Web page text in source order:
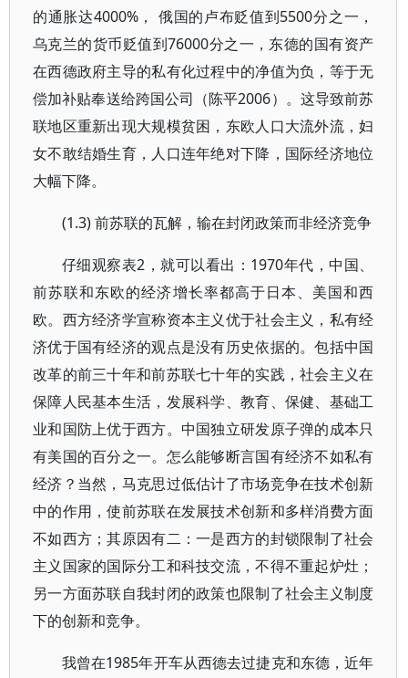
的通胀达4000%， 俄国的卢布贬值到5500分之一，
乌克兰的货币贬值到76000分之一，东德的国有资产
在西德政府主导的私有化过程中的净值为负，等于无
偿加补贴奉送给跨国公司（陈平2006）。这导致前苏
联地区重新出现大规模贫困，东欧人口大流外流，妇
女不敢结婚生育，人口连年绝对下降，国际经济地位
大幅下降。
(1.3) 前苏联的瓦解，输在封闭政策而非经济竞争
仔细观察表2，就可以看出：1970年代，中国、
前苏联和东欧的经济增长率都高于日本、美国和西
欧。西方经济学宣称资本主义优于社会主义，私有经
济优于国有经济的观点是没有历史依据的。包括中国
改革的前三十年和前苏联七十年的实践，社会主义在
保障人民基本生活，发展科学、教育、保健、基础工
业和国防上优于西方。中国独立研发原子弹的成本只
有美国的百分之一。怎么能够断言国有经济不如私有
经济？当然，马克思过低估计了市场竞争在技术创新
中的作用，使前苏联在发展技术创新和多样消费方面
不如西方；其原因有二：一是西方的封锁限制了社会
主义国家的国际分工和科技交流，不得不重起炉灶；
另一方面苏联自我封闭的政策也限制了社会主义制度
下的创新和竞争。
我曾在1985年开车从西德去过捷克和东德，近年